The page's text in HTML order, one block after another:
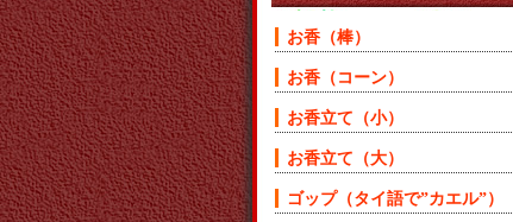
お香（棒）
お香（コーン）
お香立て（小）
お香立て（大）
ゴップ（タイ語で”カエル”）